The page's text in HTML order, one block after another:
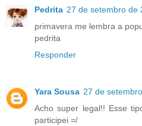
Pedrita 27 de setembro de
primavera me lembra a
pedrita
Responder
Yara Sousa 27 de
Acho super legal!! Esse
participei =/